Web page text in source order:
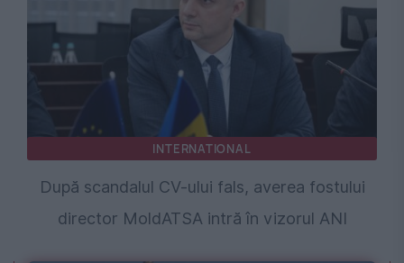
INTERNATIONAL
După scandalul CV-ului fals, averea fostului
director MoldATSA intră în vizorul ANI